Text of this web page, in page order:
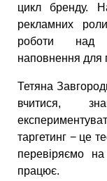
цикл бренду.
рекламних
роботи над
наповнення для
Тетяна
вчитися,
таргетинг − це
перевіряємо
працює.